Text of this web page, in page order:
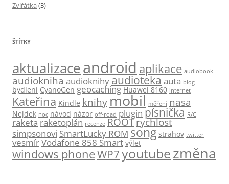
Zvířátka (3)
ŠTÍTKY
aktualizaceandroid aplikace audiobook
audiokniha audioknihy audioteka auta blog
bydlení CyanoGen geocaching Huawei 8160 internet
Kateřina Kindle knihy mobil měření nasa
Nejdek noc návod názor off-road plugin písnička R/C
raketa raketoplán recenze ROOTrychlost
simpsonovi SmartLucky ROM song strahov twitter
vesmírVodafone 858 Smart výlet
windows phoneWP7youtubezměna